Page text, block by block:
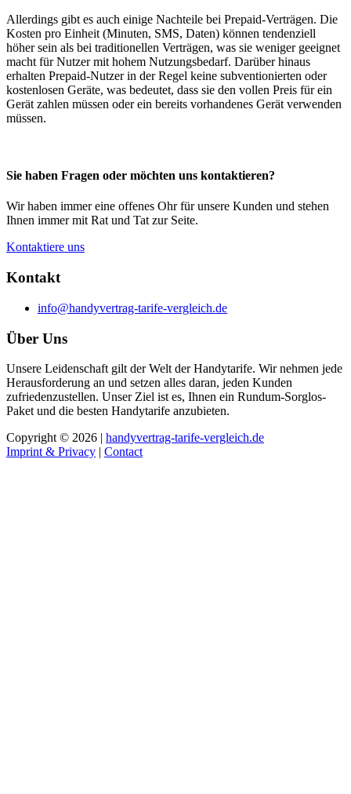
Allerdings gibt es auch einige Nachteile bei Prepaid-Verträgen. Die
Kosten pro Einheit (Minuten, SMS, Daten) können tendenziell
höher sein als bei traditionellen Verträgen, was sie weniger geeignet
macht für Nutzer mit hohem Nutzungsbedarf. Darüber hinaus
erhalten Prepaid-Nutzer in der Regel keine subventionierten oder
kostenlosen Geräte, was bedeutet, dass sie den vollen Preis für ein
Gerät zahlen müssen oder ein bereits vorhandenes Gerät verwenden
müssen.
Sie haben Fragen oder möchten uns kontaktieren?
Wir haben immer eine offenes Ohr für unsere Kunden und stehen
Ihnen immer mit Rat und Tat zur Seite.
Kontaktiere uns
Kontakt
info@handyvertrag-tarife-vergleich.de
Über Uns
Unsere Leidenschaft gilt der Welt der Handytarife. Wir nehmen jede
Herausforderung an und setzen alles daran, jeden Kunden
zufriedenzustellen. Unser Ziel ist es, Ihnen ein Rundum-Sorglos-
Paket und die besten Handytarife anzubieten.
Copyright © 2026 | handyvertrag-tarife-vergleich.de
Imprint & Privacy | Contact